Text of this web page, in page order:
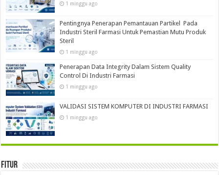
1 minggu ago
Pentingnya Penerapan Pemantauan Partikel Pada
Industri Steril Farmasi Untuk Pemastian Mutu Produk
Steril
1 minggu ago
Penerapan Data Integrity Dalam Sistem Quality
Control Di Industri Farmasi
1 minggu ago
VALIDASI SISTEM KOMPUTER DI INDUSTRI FARMASI
1 minggu ago
Fitur